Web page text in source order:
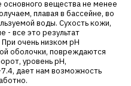
вещества не менее
плавая в бассейне, во
воды. Сухость кожи,
- все это результат
очень низком рН
оболочки, повреждаются
уровень рН,
дает нам возможность